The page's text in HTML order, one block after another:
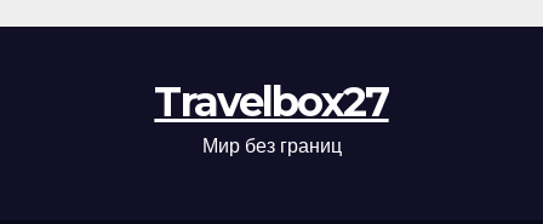
Travelbox27
Мир без границ